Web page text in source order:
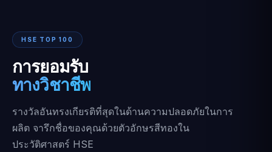
HSE TOP 100
การยอมรับ
ทางวิชาชีพ
รางวัลอันทรงเกียรติที่สุดในด้านความปลอดภัยในการ
ผลิต จารึกชื่อของคุณด้วยตัวอักษรสีทองใน
ประวัติศาสตร์ HSE